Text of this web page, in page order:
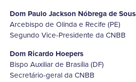
Dom Paulo Jackson Nóbrega de
Arcebispo de Olinda e Recife (PE)
Segundo Vice-Presidente da CNBB
Dom Ricardo Hoepers
Bispo Auxiliar de Brasília (DF)
Secretário-geral da CNBB